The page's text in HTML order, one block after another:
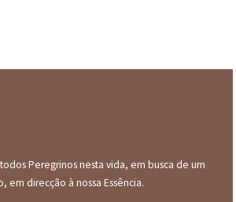
Peregrinos nesta vida, em busca de um
em direcção à nossa Essência.